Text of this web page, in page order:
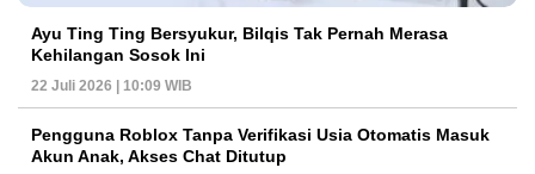
Ayu Ting Ting Bersyukur, Bilqis Tak Pernah Merasa
Kehilangan Sosok Ini
22 Juli 2026 | 10:09 WIB
Pengguna Roblox Tanpa Verifikasi Usia Otomatis Masuk
Akun Anak, Akses Chat Ditutup